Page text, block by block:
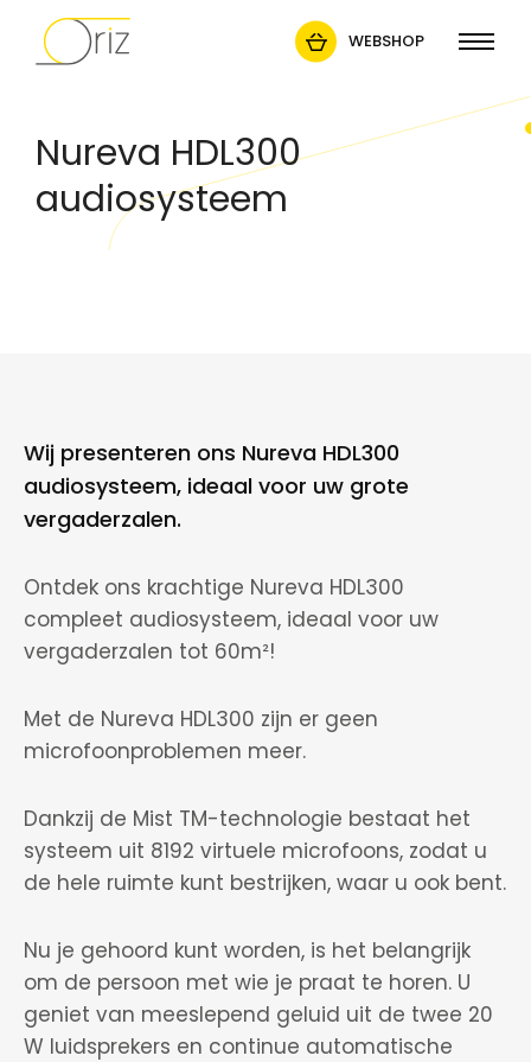
WEBSHOP
Nureva HDL300
audiosysteem
Wij presenteren ons Nureva HDL300
audiosysteem, ideaal voor uw grote
vergaderzalen.
Ontdek ons krachtige Nureva HDL300
compleet audiosysteem, ideaal voor uw
vergaderzalen tot 60m²!
Met de Nureva HDL300 zijn er geen
microfoonproblemen meer.
Dankzij de Mist TM-technologie bestaat het
systeem uit 8192 virtuele microfoons, zodat u
de hele ruimte kunt bestrijken, waar u ook bent.
Nu je gehoord kunt worden, is het belangrijk
om de persoon met wie je praat te horen. U
geniet van meeslepend geluid uit de twee 20
W luidsprekers en continue automatische